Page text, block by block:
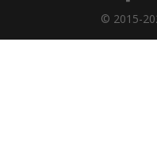
© 2015-